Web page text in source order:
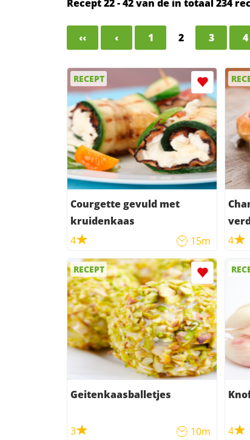
Recept 22 - 42 van de in totaal 234
‹‹ ‹ 1 2 3 4
RECEPT
Courgette gevuld met
kruidenkaas
4
15m
4
RECEPT
Geitenkaasballetjes
3 10m 4